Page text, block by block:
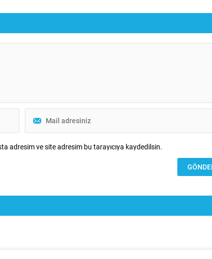
adresim ve site adresim bu tarayıcıya kaydedilsin.